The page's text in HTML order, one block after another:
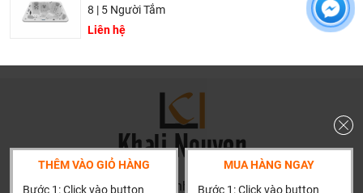
Khảo sát công trình, để hỗ trợ khách hàng chọn sản
phẩm đúng và phù hợp cũng như đưa ra các lời
khuyên, chú ý, hoặc chỉ ra các vấn khổng ổn nếu có
hoàn toàn miễn phí.
8 | 5 Người Tắm
Liên hệ
THÊM VÀO GIỎ HÀNG
Bước 1: Click vào button
MUA HÀNG NGAY
Bước 1: Click vào button
HN: số 160 đường Văn Minh, Di Trạch, Hoài Đức, Hà Nội